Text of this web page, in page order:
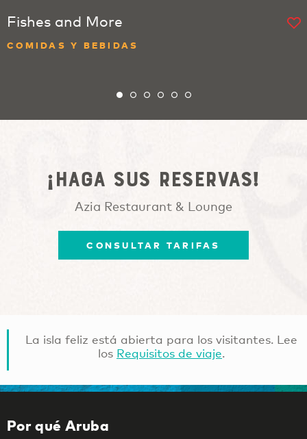
Fishes and More
COMIDAS Y BEBIDAS
¡Haga sus reservas!
Azia Restaurant & Lounge
CONSULTAR TARIFAS
La isla feliz está abierta para los visitantes. Lee
los Requisitos de viaje.
Por qué Aruba